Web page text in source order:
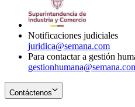
Notificaciones judiciales
juridica@semana.com
Para contactar a gestión
Contáctenos